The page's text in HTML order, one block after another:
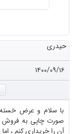
حیدری
۱۴۰۰/۰۹/۱۶
با سلام و عرض خسته
صورت چاپی به فروش
آن را خریداری کنم ،